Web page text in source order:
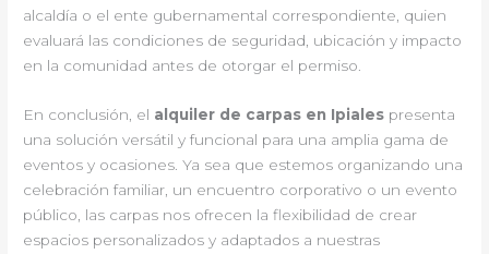
alcaldía o el ente gubernamental correspondiente, quien
evaluará las condiciones de seguridad, ubicación y impacto
en la comunidad antes de otorgar el permiso.
En conclusión, el alquiler de carpas en Ipiales presenta
una solución versátil y funcional para una amplia gama de
eventos y ocasiones. Ya sea que estemos organizando una
celebración familiar, un encuentro corporativo o un evento
público, las carpas nos ofrecen la flexibilidad de crear
espacios personalizados y adaptados a nuestras